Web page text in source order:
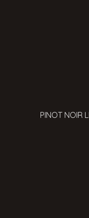
PINOT NOIR